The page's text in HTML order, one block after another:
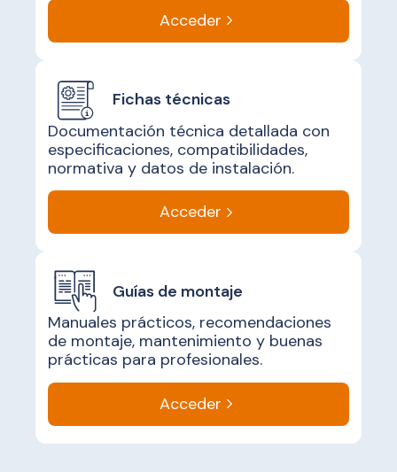
Acceder
Fichas técnicas
Documentación técnica detallada con
especificaciones, compatibilidades,
normativa y datos de instalación.
Acceder
Guías de montaje
Manuales prácticos, recomendaciones
de montaje, mantenimiento y buenas
prácticas para profesionales.
Acceder